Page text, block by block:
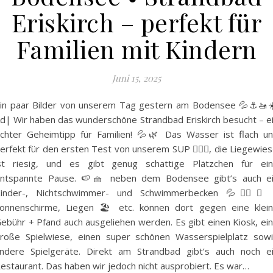
Eriskirch – perfekt für
Familien mit Kindern
Juni 15, 2025
paar Bilder von unserem Tag gestern am Bodensee
Wir haben das wunderschöne Strandbad Eriskirch besucht –
Geheimtipp für Familien! 💦🌿 Das Wasser ist flach
für den ersten Test von unserem SUP 🏄🏼‍♀️, die
riesig, und es gibt genug schattige Plätzchen für
Pause. 🍉🧺 neben dem Bodensee gibt’s auch
, Nichtschwimmer- und Schwimmerbecken 💦🏊‍♀️✨
Liegen 🏖️ etc. können dort gegen eine
+ Pfand auch ausgeliehen werden. Es gibt einen Kiosk,
Spielwiese, einen super schönen Wasserspielplatz
Spielgeräte. Direkt am Strandbad gibt’s auch noch
Das haben wir jedoch nicht ausprobiert. Es war…